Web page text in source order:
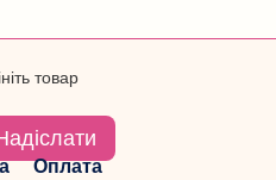
товар
Оплата